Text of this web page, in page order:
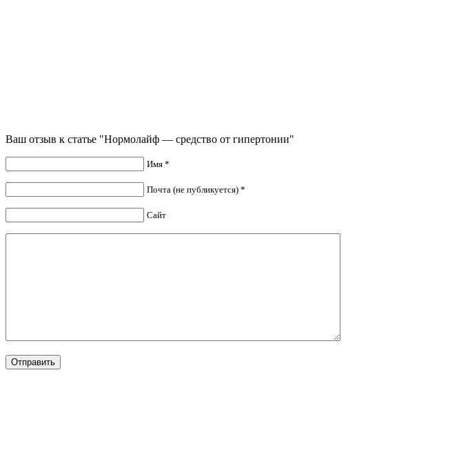
Ваш отзыв к статье "Нормолайф — средство от гипертонии"
Имя *
Почта (не публикуется) *
Сайт